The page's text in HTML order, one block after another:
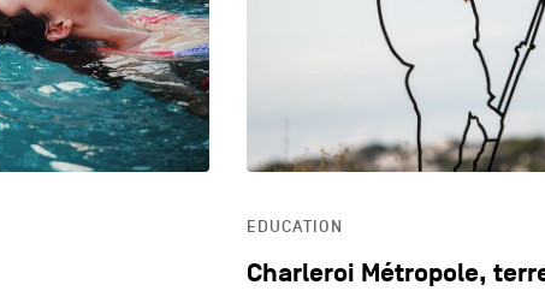
HORECA
EDUCATION
Charleroi Métropole,